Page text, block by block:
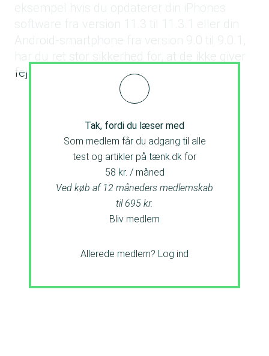
software fra version 11.3 til 11.3.1 eller din
Android-smartphone fra version 9.0 til 9.0.1,
har du ret stor sikkerhed for, at de ikke giver
fejl på din mobil.
Tak, fordi du læser med
Som medlem får du adgang til alle
test og artikler på tænk.dk for
58 kr. / måned
Ved køb af 12 måneders medlemskab
til 695 kr.
Bliv medlem
Allerede medlem? Log ind